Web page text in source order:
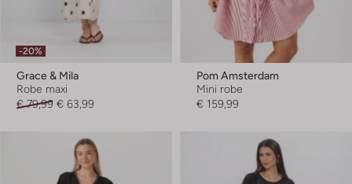
-20%
Grace & Mila
Robe maxi
€ 79,99 € 63,99
Pom Amsterdam
Mini robe
€ 159,99